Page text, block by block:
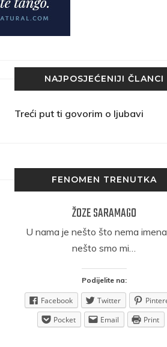
NAJPOSJEĆENIJI ČLANCI
Treći put ti govorim o ljubavi
FENOMEN TRENUTKA
ŽOZE SARAMAGO
U nama je nešto što nema
nešto smo mi…
Podijelite na:
Facebook Twitter
Pocket
Email Print